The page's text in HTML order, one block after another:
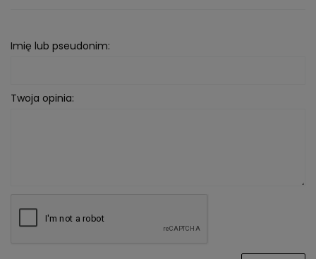
Imię lub pseudonim:
Twoja opinia: